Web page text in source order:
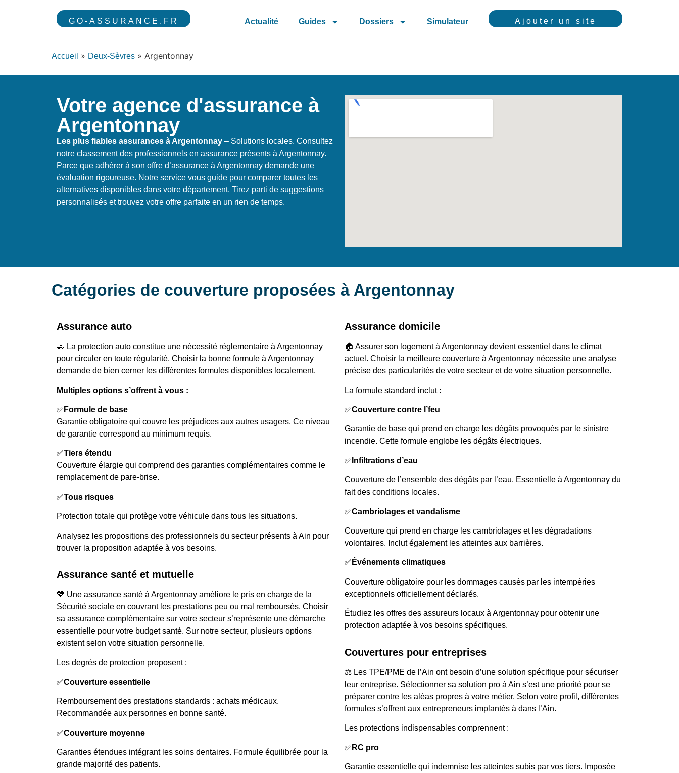
GO-ASSURANCE.FR Actualité Guides Dossiers Simulateur Ajouter un site
Accueil » Deux-Sèvres » Argentonnay
Votre agence d'assurance à
Argentonnay
Les plus fiables assurances à Argentonnay – Solutions locales. Consultez
notre classement des professionnels en assurance présents à Argentonnay.
Parce que adhérer à son offre d’assurance à Argentonnay demande une
évaluation rigoureuse. Notre service vous guide pour comparer toutes les
alternatives disponibles dans votre département. Tirez parti de suggestions
personnalisés et trouvez votre offre parfaite en un rien de temps.
Catégories de couverture proposées à Argentonnay
Assurance auto
🚗 La protection auto constitue une nécessité réglementaire à Argentonnay
pour circuler en toute régularité. Choisir la bonne formule à Argentonnay
demande de bien cerner les différentes formules disponibles localement.
Multiples options s’offrent à vous :
✅ Formule de base
Garantie obligatoire qui couvre les préjudices aux autres usagers. Ce niveau
de garantie correspond au minimum requis.
✅Tiers étendu
Couverture élargie qui comprend des garanties complémentaires comme le
remplacement de pare-brise.
✅Tous risques
Protection totale qui protège votre véhicule dans tous les situations.
Analysez les propositions des professionnels du secteur présents à Ain pour
trouver la proposition adaptée à vos besoins.
Assurance santé et mutuelle
💖 Une assurance santé à Argentonnay améliore le pris en charge de la
Sécurité sociale en couvrant les prestations peu ou mal remboursés. Choisir
sa assurance complémentaire sur votre secteur s’représente une démarche
essentielle pour votre budget santé. Sur notre secteur, plusieurs options
existent selon votre situation personnelle.
Les degrés de protection proposent :
✅Couverture essentielle
Remboursement des prestations standards : achats médicaux.
Recommandée aux personnes en bonne santé.
✅Couverture moyenne
Garanties étendues intégrant les soins dentaires. Formule équilibrée pour la
grande majorité des patients.
Assurance domicile
🏠 Assurer son logement à Argentonnay devient essentiel dans le climat
actuel. Choisir la meilleure couverture à Argentonnay nécessite une analyse
précise des particularités de votre secteur et de votre situation personnelle.
La formule standard inclut :
✅Couverture contre l’feu
Garantie de base qui prend en charge les dégâts provoqués par le sinistre
incendie. Cette formule englobe les dégâts électriques.
✅ Infiltrations d’eau
Couverture de l’ensemble des dégâts par l’eau. Essentielle à Argentonnay du
fait des conditions locales.
✅Cambriolages et vandalisme
Couverture qui prend en charge les cambriolages et les dégradations
volontaires. Inclut également les atteintes aux barrières.
✅ Événements climatiques
Couverture obligatoire pour les dommages causés par les intempéries
exceptionnels officiellement déclarés.
Étudiez les offres des assureurs locaux à Argentonnay pour obtenir une
protection adaptée à vos besoins spécifiques.
Couvertures pour entreprises
⚖️ Les TPE/PME de l’Ain ont besoin d’une solution spécifique pour sécuriser
leur entreprise. Sélectionner sa solution pro à Ain s’est une priorité pour se
préparer contre les aléas propres à votre métier. Selon votre profil, différentes
formules s’offrent aux entrepreneurs implantés à dans l’Ain.
Les protections indispensables comprennent :
✅ RC pro
Garantie essentielle qui indemnise les atteintes subis par vos tiers. Imposée